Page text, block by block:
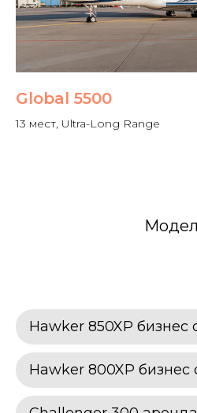
Global 5500
13 мест, Ultra-Long Range
Hawker 850XP бизнес
Hawker 800XP бизнес